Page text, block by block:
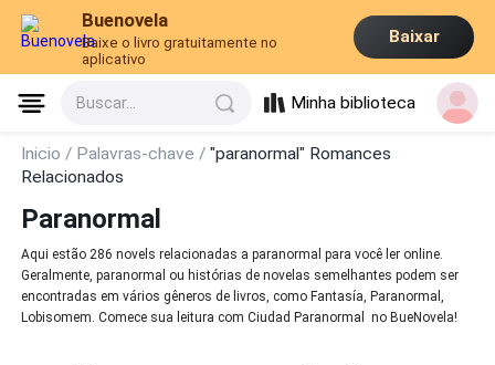
Buenovela
Baixe o livro gratuitamente no
aplicativo
Baixar
Buscar... Minha biblioteca
Inicio / Palavras-chave /"paranormal" Romances
Relacionados
Paranormal
Aqui estão 286 novels relacionadas a paranormal para você ler online.
Geralmente, paranormal ou histórias de novelas semelhantes podem ser
encontradas em vários gêneros de livros, como Fantasía, Paranormal,
Lobisomem. Comece sua leitura com Ciudad Paranormal no BueNovela!